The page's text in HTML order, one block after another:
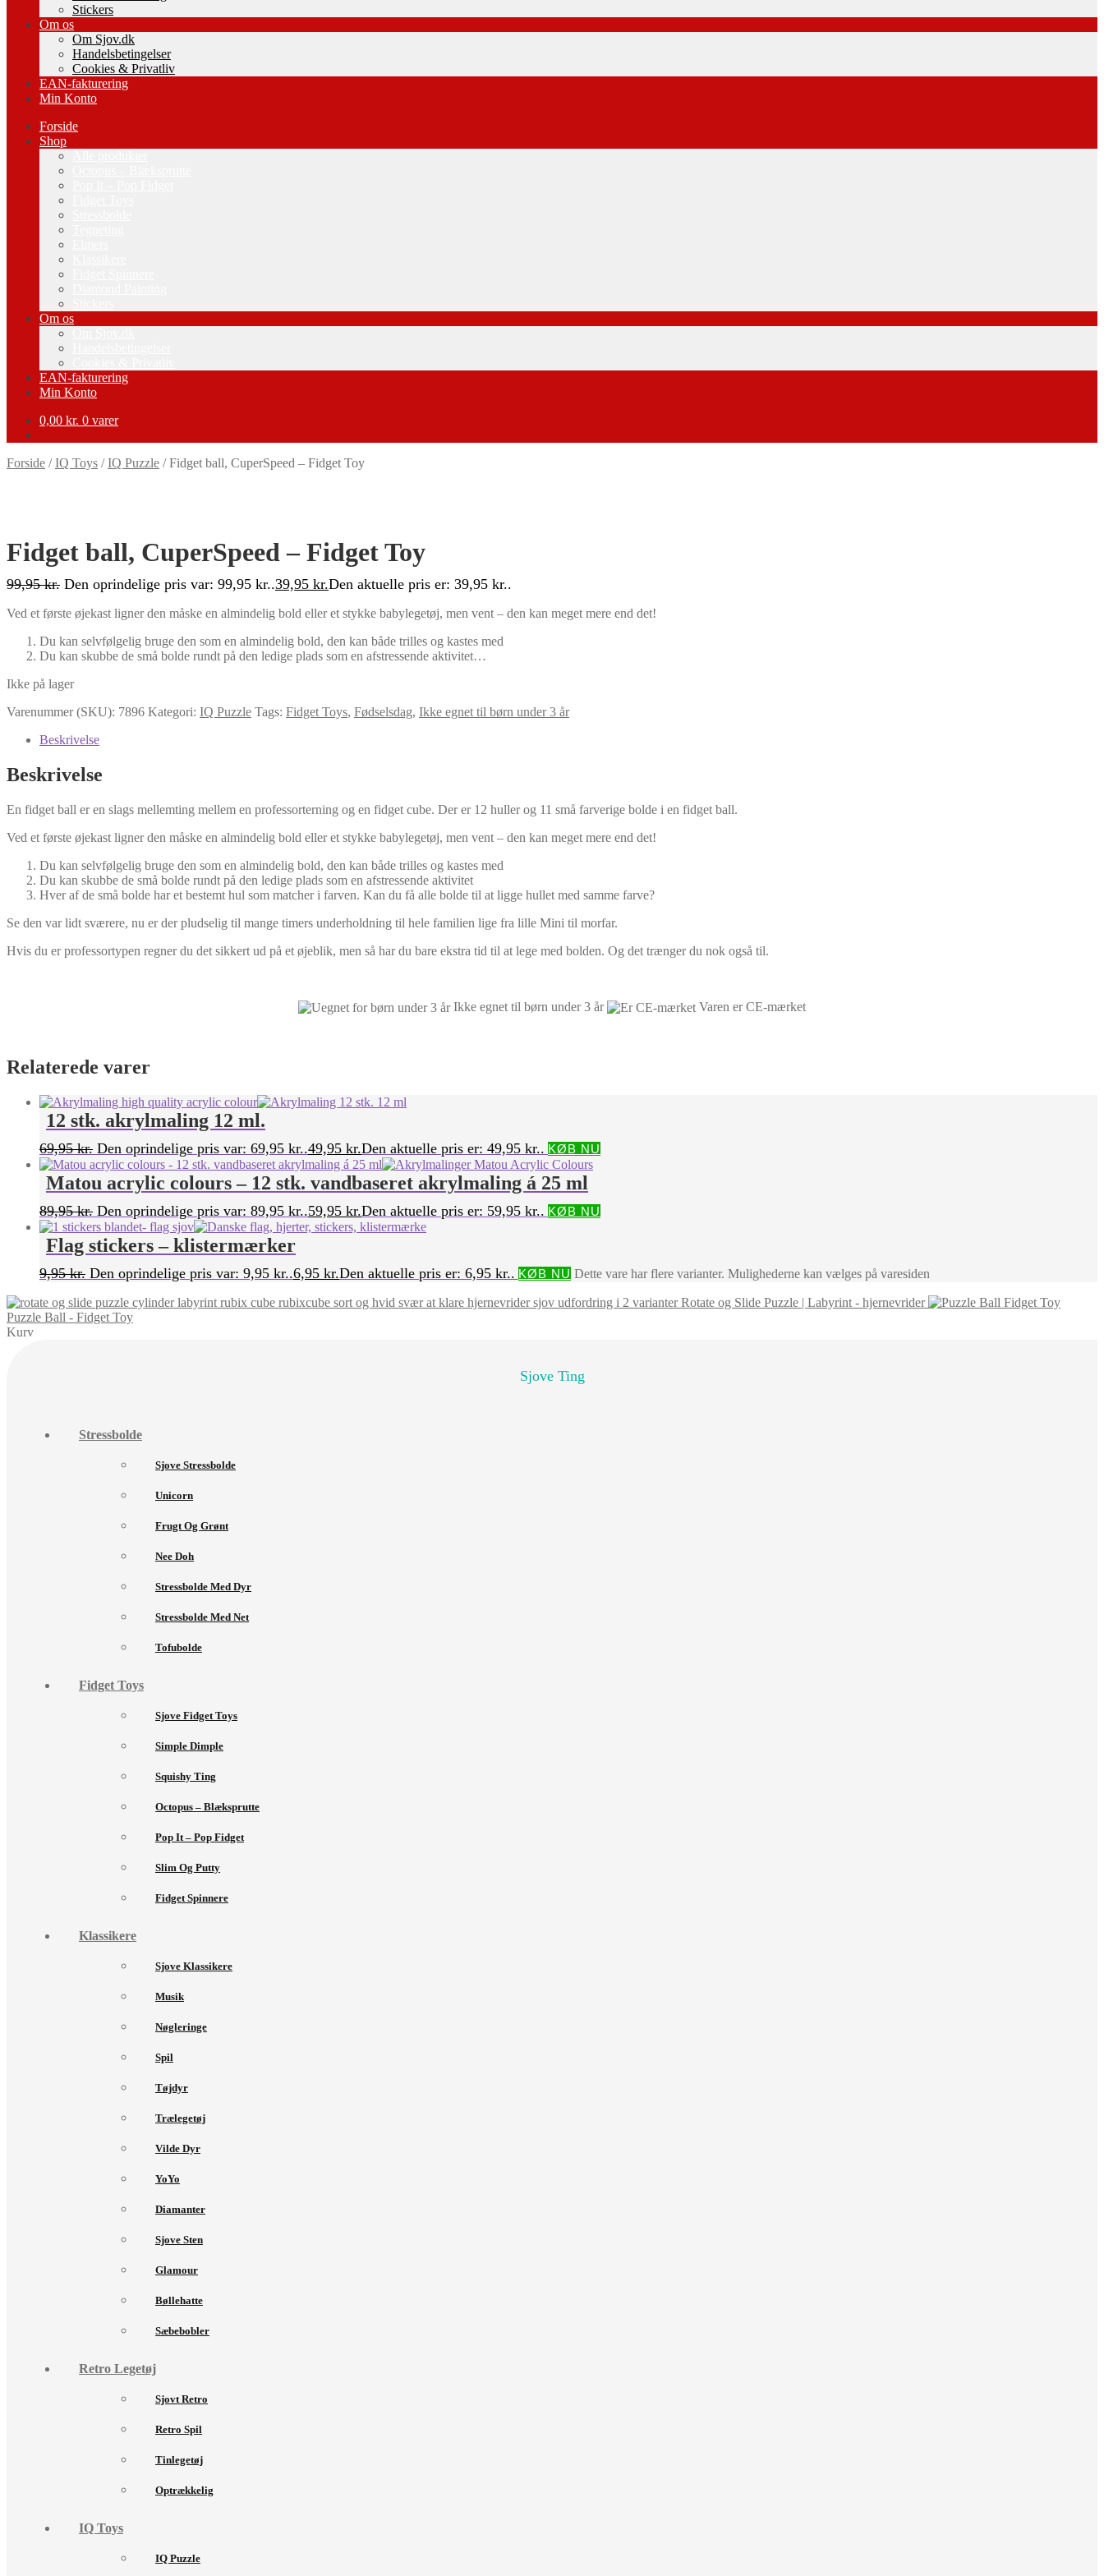
Stickers
Om os
Om Sjov.dk
Handelsbetingelser
Cookies & Privatliv
EAN-fakturering
Min Konto
Forside
Shop
Om os
EAN-fakturering
Min Konto
0,00 kr. 0 varer
Forside /IQ Toys /IQ Puzzle /Fidget ball, CuperSpeed – Fidget Toy
-60%
Fidget ball, CuperSpeed – Fidget Toy
99,95kr. Den oprindelige pris var: 99,95 kr..39,95 kr.Den aktuelle pris er: 39,95 kr..
Ved et første øjekast ligner den måske en almindelig bold eller et stykke babylegetøj, men vent – den kan meget mere end det!
Du kan selvfølgelig bruge den som en almindelig bold, den kan både trilles og kastes med
Du kan skubbe de små bolde rundt på den ledige plads som en afstressende aktivitet…
Ikke på lager
Varenummer (SKU): 7896 Kategori: IQ Puzzle Tags: Fidget Toys, Fødselsdag, Ikke egnet til børn under 3 år
Beskrivelse
Beskrivelse
En fidget ball er en slags mellemting mellem en professorterning og en fidget cube. Der er 12 huller og 11 små farverige bolde i en fidget ball.
Ved et første øjekast ligner den måske en almindelig bold eller et stykke babylegetøj, men vent – den kan meget mere end det!
Du kan selvfølgelig bruge den som en almindelig bold, den kan både trilles og kastes med
Du kan skubbe de små bolde rundt på den ledige plads som en afstressende aktivitet
Hver af de små bolde har et bestemt hul som matcher i farven. Kan du få alle bolde til at ligge hullet med samme farve?
Se den var lidt sværere, nu er der pludselig til mange timers underholdning til hele familien lige fra lille Mini til morfar.
Hvis du er professortypen regner du det sikkert ud på et øjeblik, men så har du bare ekstra tid til at lege med bolden. Og det trænger du nok også til.
Ikke egnet til børn under 3 år Varen er CE-mærket
Relaterede varer
12 stk. akrylmaling 12 ml.
69,95kr. Den oprindelige pris var: 69,95 kr..49,95 kr.Den aktuelle pris er: 49,95 kr.. KØB NU
Matou acrylic colours – 12 stk. vandbaseret akrylmaling á 25 ml
89,95kr. Den oprindelige pris var: 89,95 kr..59,95 kr.Den aktuelle pris er: 59,95 kr.. KØB NU
Flag stickers – klistermærker
9,95kr. Den oprindelige pris var: 9,95 kr..6,95 kr.Den aktuelle pris er: 6,95 kr.. KØB NU Dette vare har flere varianter. Mulighederne kan vælges på varesiden
Rotate og Slide Puzzle | Labyrint - hjernevrider
Puzzle Ball - Fidget Toy
Kurv
Sjove Ting
Stressbolde
Sjove Stressbolde
Unicorn
Frugt Og Grønt
Nee Doh
Stressbolde Med Dyr
Stressbolde Med Net
Tofubolde
Fidget Toys
Sjove Fidget Toys
Simple Dimple
Squishy Ting
Octopus – Blæksprutte
Pop It – Pop Fidget
Slim Og Putty
Fidget Spinnere
Klassikere
Sjove Klassikere
Musik
Nøgleringe
Spil
Tøjdyr
Trælegetøj
Vilde Dyr
YoYo
Diamanter
Sjove Sten
Glamour
Bøllehatte
Sæbebobler
Retro Legetøj
Sjovt Retro
Retro Spil
Tinlegetøj
Optrækkelig
IQ Toys
IQ Puzzle